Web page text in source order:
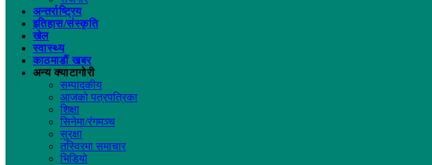
अन्तर्राष्ट्रिय
इतिहास/संस्कृति
खेल
स्वास्थ्य
काठमाडौं खबर
अन्य क्याटागोरी
सम्पादकीय
आजको पत्रपत्रिका
शिक्षा
सिनेमा/रंगमञ्च
सुरक्षा
तस्विरमा समाचार
भिडियो